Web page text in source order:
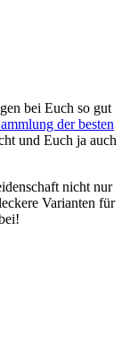
bei Euch so gut
der besten
und Euch ja auch
nicht nur
Varianten für